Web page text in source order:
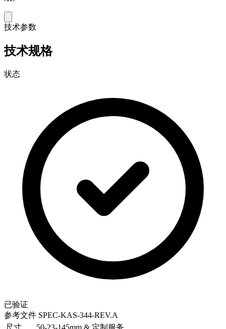
技术参数
技术规格
状态
已验证
参考文件 SPEC-KAS-344-REV.A
尺寸
50-23-145mm & 定制服务